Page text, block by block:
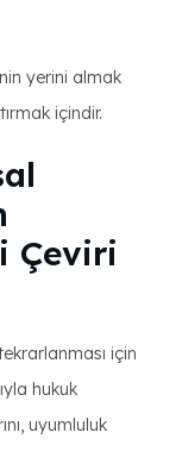
yerini almak
içindir.
Çeviri
için
hukuk
uyumluluk